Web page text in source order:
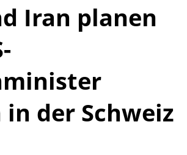
Iran planen
der Schweiz